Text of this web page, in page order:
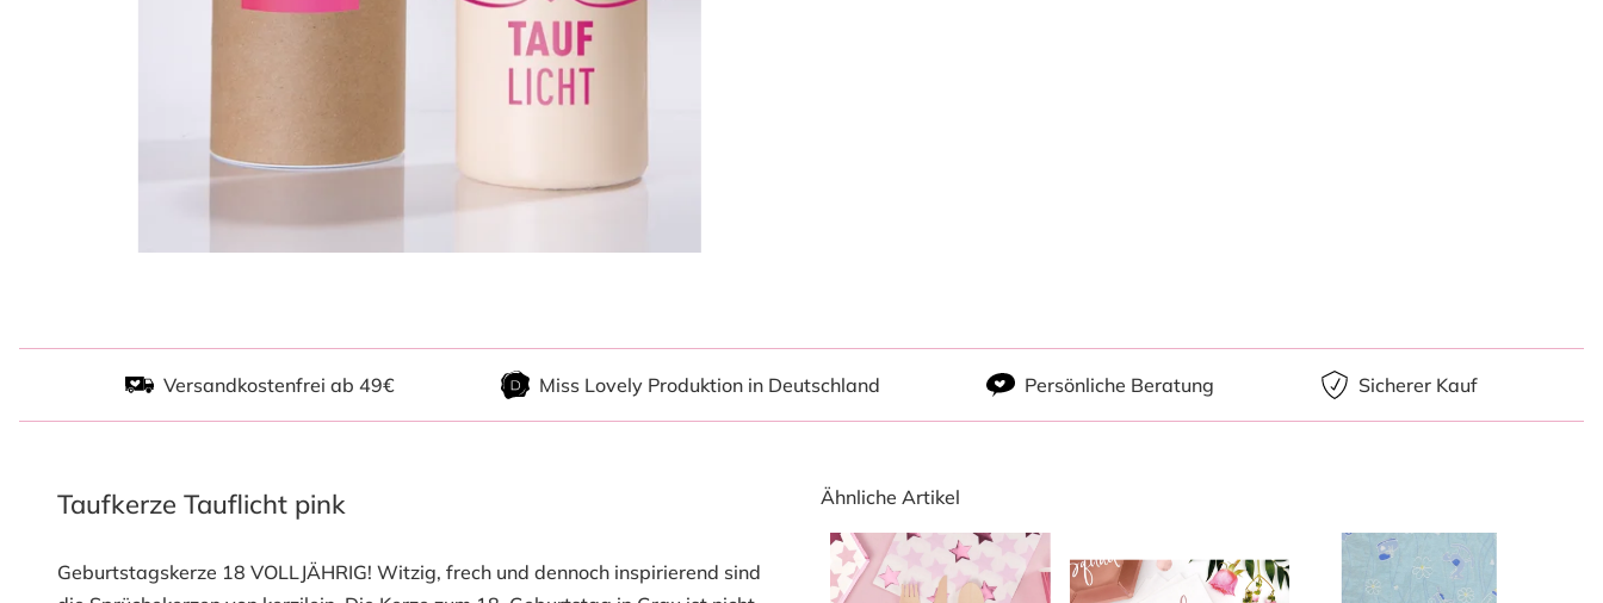
Versandkostenfrei ab 49€ Miss Lovely Produktion in Deutschland Persönliche Beratung Sicherer Kauf
Taufkerze Tauflicht pink
Geburtstagskerze 18 VOLLJÄHRIG! Witzig, frech und dennoch inspirierend sind
Ähnliche Artikel